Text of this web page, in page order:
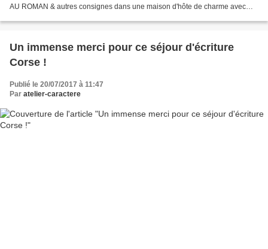
AU ROMAN & autres consignes dans une maison d'hôte de charme avec
Un immense merci pour ce séjour d'écriture
Corse !
Publié le 20/07/2017 à 11:47
Par atelier-caractere